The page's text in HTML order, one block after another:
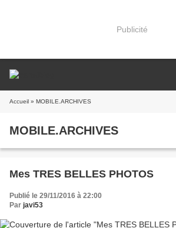
Publicité
Accueil » MOBILE.ARCHIVES
MOBILE.ARCHIVES
Mes TRES BELLES PHOTOS
Publié le 29/11/2016 à 22:00
Par javi53